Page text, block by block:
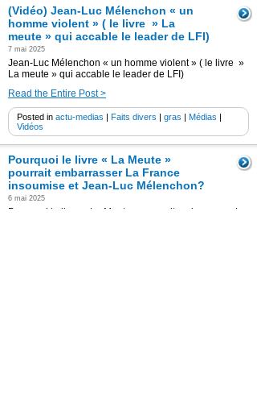
(Vidéo) Jean-Luc Mélenchon « un
homme violent » ( le livre » La
meute » qui accable le leader de LFI)
7 mai 2025
Jean-Luc Mélenchon « un homme violent » ( le livre »
La meute » qui accable le leader de LFI)
Read the Entire Post >
Posted in actu-medias | Faits divers | gras | Médias |
Vidéos
Pourquoi le livre « La Meute »
pourrait embarrasser La France
insoumise et Jean-Luc Mélenchon?
6 mai 2025
Pourquoi le livre « La Meute » pourrait embarrasser La